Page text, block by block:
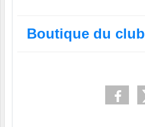
Boutique du club